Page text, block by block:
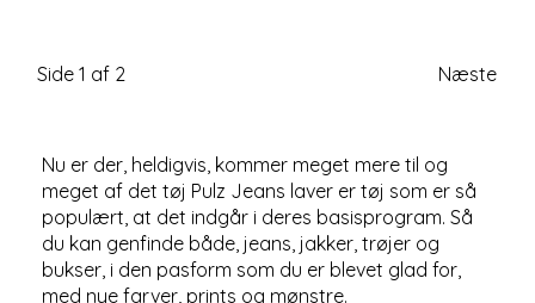
Side 1 af 2 Næste
Nu er der, heldigvis, kommer meget mere til og
meget af det tøj Pulz Jeans laver er tøj som er så
populært, at det indgår i deres basisprogram. Så
du kan genfinde både, jeans, jakker, trøjer og
bukser, i den pasform som du er blevet glad for,
med nye farver, prints og mønstre.